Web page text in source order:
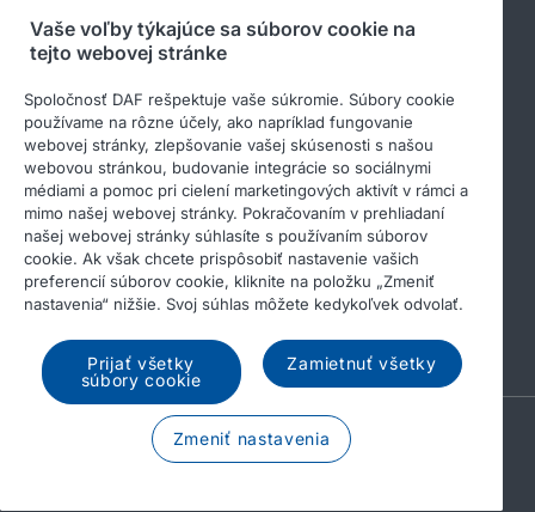
Sledujte nás
© 2026 DAF
Právne upozornenie
Privacy statement
General conditions
Súbory cookies
A PACCAR COMPANY
DRIVEN BY QUALITY
Vaše voľby týkajúce sa súborov cookie na
tejto webovej stránke
Spoločnosť DAF rešpektuje vaše súkromie. Súbory cookie
používame na rôzne účely, ako napríklad fungovanie
webovej stránky, zlepšovanie vašej skúsenosti s našou
webovou stránkou, budovanie integrácie so sociálnymi
médiami a pomoc pri cielení marketingových aktivít v rámci a
mimo našej webovej stránky. Pokračovaním v prehliadaní
našej webovej stránky súhlasíte s používaním súborov
cookie. Ak však chcete prispôsobiť nastavenie vašich
preferencií súborov cookie, kliknite na položku „Zmeniť
nastavenia“ nižšie. Svoj súhlas môžete kedykoľvek odvolať.
Prijať všetky
súbory cookie
Zamietnuť všetky
Zmeniť nastavenia